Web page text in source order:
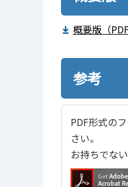
概要版（
参考
PDF形式の
さい。
お持ちでな